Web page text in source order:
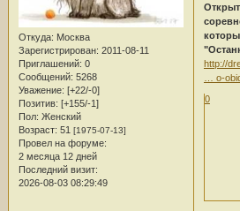
Откуда: Москва
Зарегистрирован: 2011-08-11
Приглашений: 0
Сообщений: 5268
Уважение: [+22/-0]
Позитив: [+155/-1]
Пол: Женский
Возраст: 51 [1975-07-13]
Провел на форуме:
2 месяца 12 дней
Последний визит:
2026-08-03 08:29:49
http://
… o-
0